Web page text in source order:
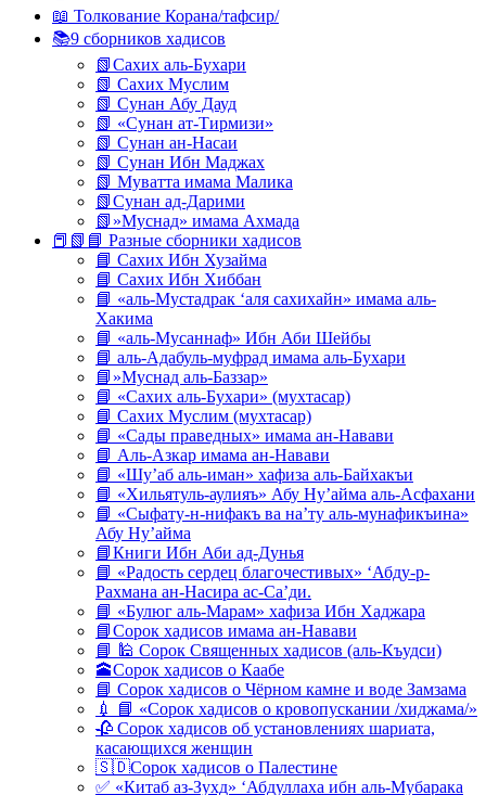
📖 Толкование Корана/тафсир/
📚9 сборников хадисов
📗Сахих аль-Бухари
📗 Сахих Муслим
📗 Сунан Абу Дауд
📗 «Сунан ат-Тирмизи»
📗 Сунан ан-Насаи
📗 Сунан Ибн Маджах
📗 Муватта имама Малика
📗Сунан ад-Дарими
📗»Муснад» имама Ахмада
📕📗📘 Разные сборники хадисов
📘 Сахих Ибн Хузайма
📘 Сахих Ибн Хиббан
📘 «аль-Мустадрак ‘аля сахихайн» имама аль-
Хакима
📘 «аль-Мусаннаф» Ибн Аби Шейбы
📘 аль-Адабуль-муфрад имама аль-Бухари
📘»Муснад аль-Баззар»
📘 «Сахих аль-Бухари» (мухтасар)
📘 Сахих Муслим (мухтасар)
📘 «Сады праведных» имама ан-Навави
📘 Аль-Азкар имама ан-Навави
📘 «Шу’аб аль-иман» хафиза аль-Байхакъи
📘 «Хильятуль-аулияъ» Абу Ну’айма аль-Асфахани
📘 «Сыфату-н-нифакъ ва на’ту аль-мунафикъина»
Абу Ну’айма
📘Книги Ибн Аби ад-Дунья
📘 «Радость сердец благочестивых» ‘Абду-р-
Рахмана ан-Насира ас-Са’ди.
📘 «Булюг аль-Марам» хафиза Ибн Хаджара
📘Сорок хадисов имама ан-Навави
📘 🕌 Сорок Священных хадисов (аль-Къудси)
🕋Сорок хадисов о Каабе
📘 Сорок хадисов о Чёрном камне и воде Замзама
💉 📘 «Сорок хадисов о кровопускании /хиджама/»
🥀 Сорок хадисов об установлениях шариата,
касающихся женщин
🇸🇩Сорок хадисов о Палестине
✅ «Китаб аз-Зухд» ‘Абдуллаха ибн аль-Мубарака